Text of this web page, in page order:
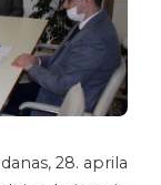
28. aprila